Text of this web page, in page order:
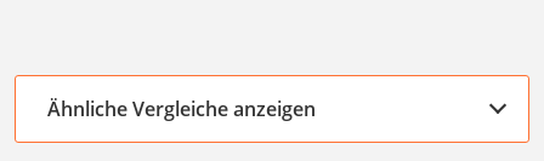
Ähnliche Vergleiche anzeigen